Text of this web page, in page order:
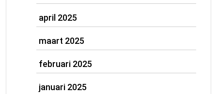
april 2025
maart 2025
februari 2025
januari 2025